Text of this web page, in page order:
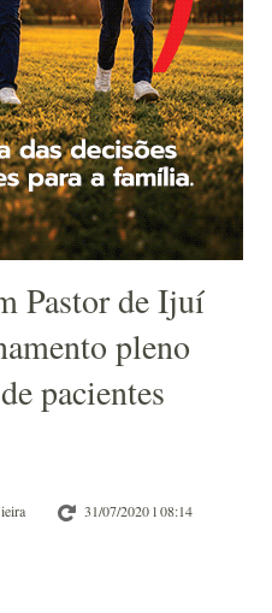
Pastor de Ijuí
pleno
pacientes
31/07/2020 l 08:14